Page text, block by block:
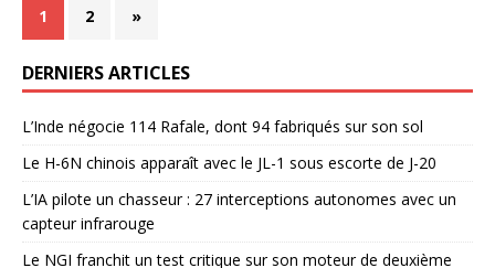
1 2 »
DERNIERS ARTICLES
L’Inde négocie 114 Rafale, dont 94 fabriqués sur son sol
Le H-6N chinois apparaît avec le JL-1 sous escorte de J-20
L’IA pilote un chasseur : 27 interceptions autonomes avec un
capteur infrarouge
Le NGI franchit un test critique sur son moteur de deuxième